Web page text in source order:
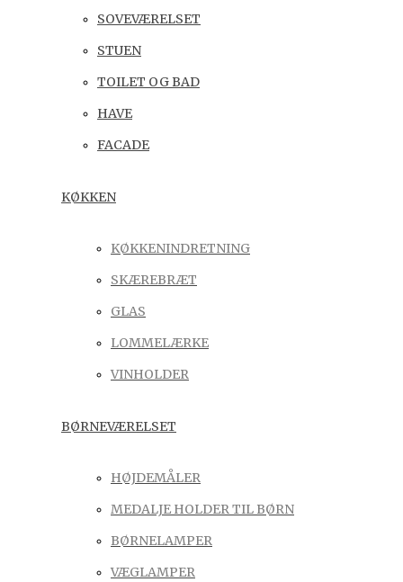
SOVEVÆRELSET
STUEN
TOILET OG BAD
HAVE
FACADE
KØKKEN
KØKKENINDRETNING
SKÆREBRÆT
GLAS
LOMMELÆRKE
VINHOLDER
BØRNEVÆRELSET
HØJDEMÅLER
MEDALJE HOLDER TIL BØRN
BØRNELAMPER
VÆGLAMPER